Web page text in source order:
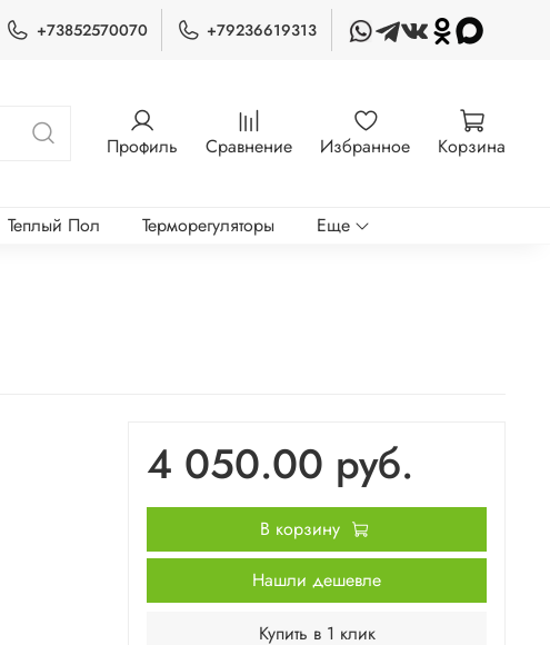
+73852570070 +79236619313
Профиль Сравнение Избранное Корзина
Теплый Пол Терморегуляторы
Еще
4 050.00 руб.
В корзину
Нашли дешевле
Купить в 1 клик